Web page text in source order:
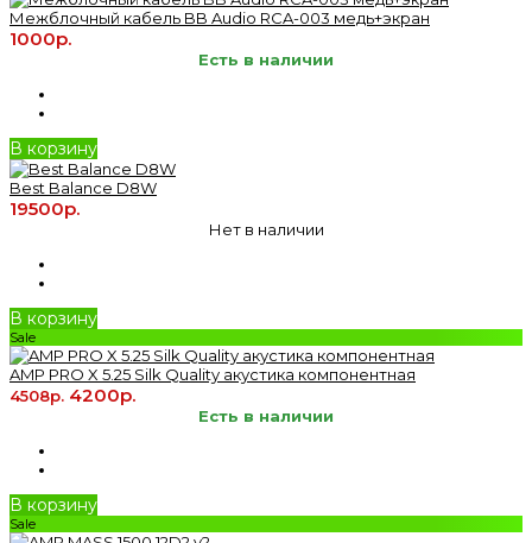
Межблочный кабель BB Audio RCA-003 медь+экран
1000р.
Есть в наличии
В корзину
Best Balance D8W
19500р.
Нет в наличии
В корзину
Sale
AMP PRO X 5.25 Silk Quality акустика компонентная
4508р. 4200р.
Есть в наличии
В корзину
Sale